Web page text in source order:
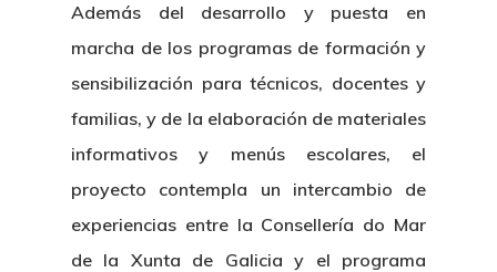
Además del desarrollo y puesta en
marcha de los programas de formación y
sensibilización para técnicos, docentes y
familias, y de la elaboración de materiales
informativos y menús escolares, el
proyecto contempla un intercambio de
experiencias entre la Consellería do Mar
de la Xunta de Galicia y el programa